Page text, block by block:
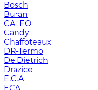
Bosch
Buran
CALEO
Candy
Chaffoteaux
DR-Termo
De Dietrich
Drazice
E.C.A
ECA